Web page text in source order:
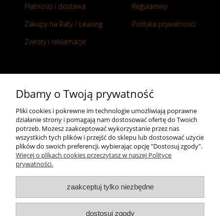
Płatności i dostawa
Zakupy na Raty / Leasing
Zwroty i reklamacje
Regulaminy
Polityka prywatności
Kontakt
+48 696 50 70 20
sklep@notopstryk.pl
Dbamy o Twoją prywatność
Pliki cookies i pokrewne im technologie umożliwiają poprawne
działanie strony i pomagają nam dostosować ofertę do Twoich
potrzeb. Możesz zaakceptować wykorzystanie przez nas
wszystkich tych plików i przejść do sklepu lub dostosować użycie
plików do swoich preferencji, wybierając opcję "Dostosuj zgody".
Więcej o plikach cookies przeczytasz w naszej Polityce
prywatności.
zaakceptuj tylko niezbędne
dostosuj zgody